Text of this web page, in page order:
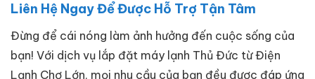
Liên Hệ Ngay Để Được Hỗ Trợ Tận Tâm
Đừng để cái nóng làm ảnh hưởng đến cuộc sống của
bạn! Với dịch vụ lắp đặt máy lạnh Thủ Đức từ Điện
Lạnh Chợ Lớn, mọi nhu cầu của bạn đều được đáp ứng